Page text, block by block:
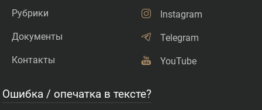
Рубрики
Документы
Контакты
Instagram
Telegram
YouTube
Ошибка / опечатка в тексте?